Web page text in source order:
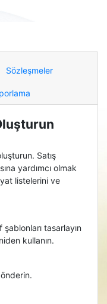
Sözleşmeler
Satış
yardımcı olmak
listelerini ve
tasarlayın
kullanın.